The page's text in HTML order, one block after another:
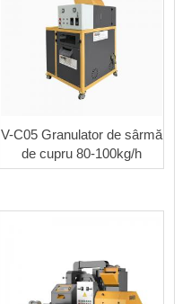
V-C05 Granulator de sârmă
de cupru 80-100kg/h